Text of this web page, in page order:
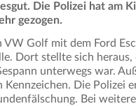
Die Polizei hat am
gezogen.
VW Golf mit dem Ford
Dort stellte sich heraus,
unterwegs war.
Kennzeichen. Die Polizei
Bei